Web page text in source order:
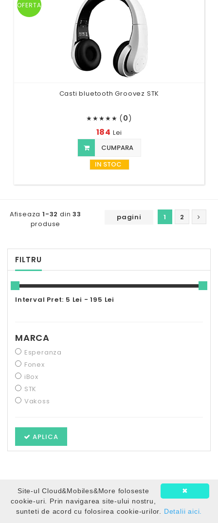
OFERTA
Casti bluetooth Groovez STK
★★★★★ (0)
184 Lei
CUMPARA
IN STOC
Afiseaza1-32 din33
produse
pagini 1 2
FILTRU
Interval Pret: 5 Lei - 195 Lei
MARCA
Esperanza
Fonex
iBox
STK
Vakoss
APLICA
PRODUSE
✖
Site-ul Cloud&Mobiles&More foloseste
cookie-uri. Prin navigarea site-ului nostru,
sunteti de acord cu folosirea cookie-urilor. Detalii aici.